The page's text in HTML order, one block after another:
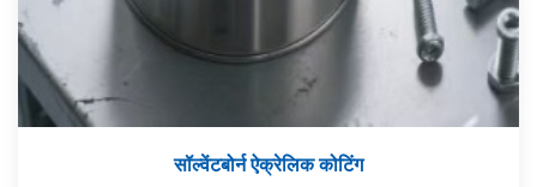
सॉल्वेंटबोर्न ऐक्रेलिक कोटिंग